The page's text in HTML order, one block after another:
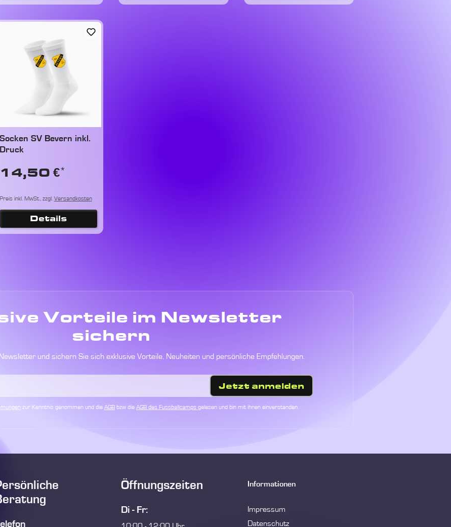
Socken SV Bevern inkl.
Druck
14,50 €*
Preis inkl. MwSt., zzgl. Versandkosten
Details
Vorteile im Newsletter
sichern
und sichern Sie sich exklusive Vorteile, Neuheiten und persönliche Empfehlungen.
Jetzt anmelden
zur Kenntnis genommen und die AGB bzw die AGB des Fussballcamps gelesen und bin mit ihnen einverstanden.
Öffnungszeiten
Di - Fr:
Informationen
Impressum
Datenschutz